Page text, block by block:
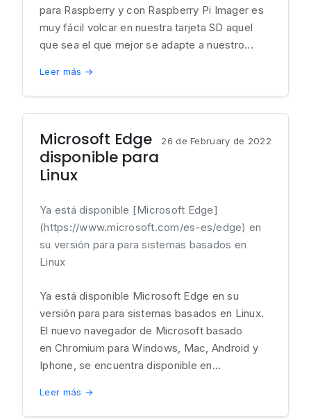
para Raspberry y con Raspberry Pi Imager es
muy fácil volcar en nuestra tarjeta SD aquel
que sea el que mejor se adapte a nuestro...
Leer más →
Microsoft Edge
disponible para
Linux
26 de February de 2022
Ya está disponible [Microsoft Edge]
(https://www.microsoft.com/es-es/edge) en
su versión para para sistemas basados en
Linux
Ya está disponible Microsoft Edge en su
versión para para sistemas basados en Linux.
El nuevo navegador de Microsoft basado
en Chromium para Windows, Mac, Android y
Iphone, se encuentra disponible en...
Leer más →